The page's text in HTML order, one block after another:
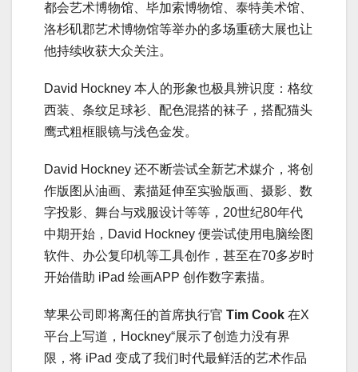
都会艺术博物馆、毕加索博物馆、泰特美术馆、
洛杉矶郡艺术博物馆等举办的多场重磅大展也让
他持续收获大众关注。
David Hockney 本人的形象也极具辨识度：格纹
西装、条纹足球衫、配色混搭的袜子，搭配猫头
鹰式粗框眼镜与浅色金发。
David Hockney 还不断尝试全新艺术媒介，将创
作版图从油画、素描延伸至实验版画、摄影、数
字投影、舞台与戏服设计等等，20世纪80年代
中期开始，David Hockney 便尝试使用电脑绘图
软件、办公复印机等工具创作，甚至在70多岁时
开始借助 iPad 绘画APP 创作数字素描。
苹果公司即将离任的首席执行官 Tim Cook 在X
平台上写道，Hockney“展示了创造力没有界
限，将 iPad 变成了我们时代最鲜活的艺术作品